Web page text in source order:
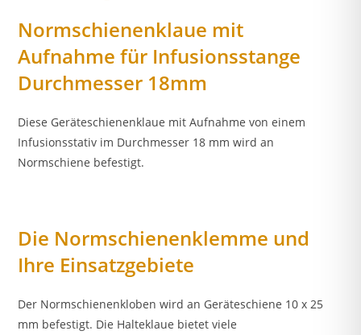
Normschienenklaue mit
Aufnahme für Infusionsstange
Durchmesser 18mm
Diese Geräteschienenklaue mit Aufnahme von einem
Infusionsstativ im Durchmesser 18 mm wird an
Normschiene befestigt.
Die Normschienenklemme und
Ihre Einsatzgebiete
Der Normschienenkloben wird an Geräteschiene 10 x 25
mm befestigt. Die Halteklaue bietet viele